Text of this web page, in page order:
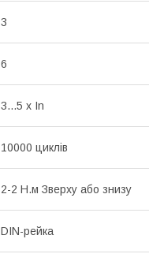
3
6
3...5 x In
10000 циклів
2-2 Н.м Зверху або знизу
DIN-рейка